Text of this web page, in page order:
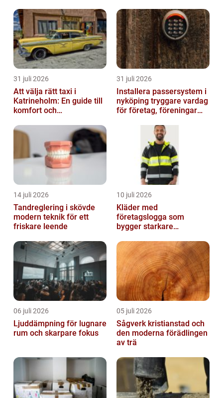
med oss. I denna artik...
31 juli 2026
Att välja rätt taxi i
Katrineholm: En guide till
komfort och
31 juli 2026
Installera passersystem i
nyköping tryggare vardag
för företag, föreningar
14 juli 2026
Tandreglering i skövde
modern teknik för ett
friskare leende
10 juli 2026
Kläder med
företagslogga som
bygger starkare
06 juli 2026
Ljuddämpning för lugnare
rum och skarpare fokus
05 juli 2026
Sågverk kristianstad och
den moderna förädlingen
av trä